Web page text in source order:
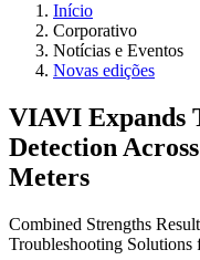
Início
Corporativo
Notícias e Eventos
Novas edições
VIAVI Expands
Detection
Meters
Combined Strengths
Troubleshooting Solutions